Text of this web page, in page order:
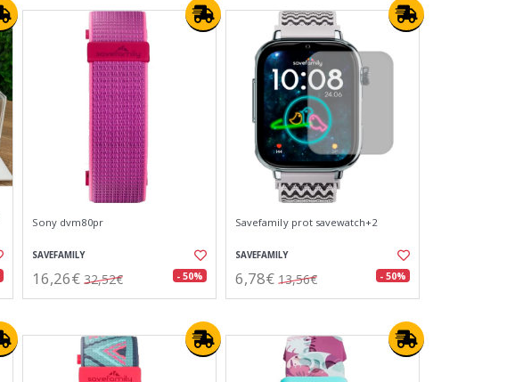
Sony dvm80pr
SAVEFAMILY
16,26€ 32,52€ - 50%
Savefamily prot savewatch+2
SAVEFAMILY
6,78€ 13,56€ - 50%